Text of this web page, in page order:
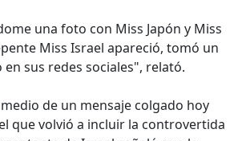
una foto con Miss Japón y Miss
Miss Israel apareció, tomó un
sus redes sociales", relató.
de un mensaje colgado hoy
que volvió a incluir la controvertida